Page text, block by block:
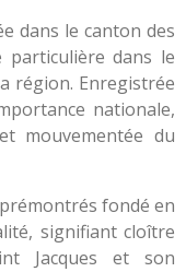
dans le canton des
particulière dans le
région. Enregistrée
nationale,
mouvementée du
fondé en
signifiant cloître
Jacques et son